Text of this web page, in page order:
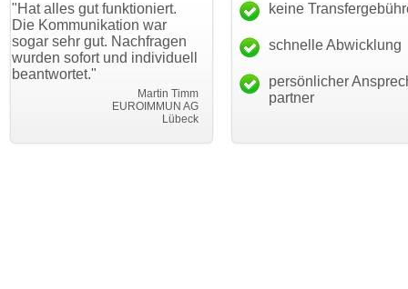
funktioniert.
war
Nachfragen
und individuell
"Danke für den schnellen
Transfer und guten Service!"
Thomas Schäfer
i can eckert communication GmbH
"Ich bin
haben. Die
mein
keine
schnelle Abwicklung
persönlicher
partner